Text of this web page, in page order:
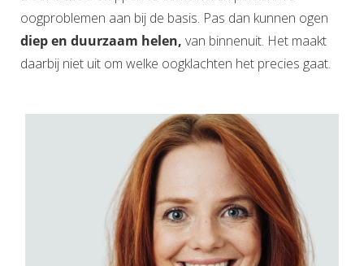
oogproblemen aan bij de basis. Pas dan kunnen ogen
diep en duurzaam helen, van binnenuit. Het maakt
daarbij niet uit om welke oogklachten het precies gaat.